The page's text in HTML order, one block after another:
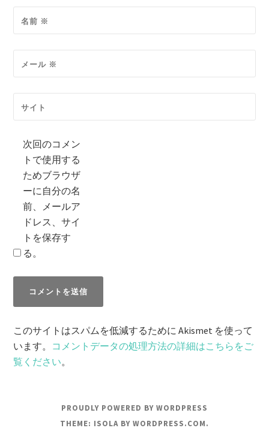
名前 ※
メール ※
サイト
次回のコメン
トで使用する
ためブラウザ
ーに自分の名
前、メールア
ドレス、サイ
トを保存す
る。
このサイトはスパムを低減するために Akismet を使って
います。 コメントデータの処理方法の詳細はこちらをご
覧ください。
PROUDLY POWERED BY WORDPRESS
THEME: ISOLA BY WORDPRESS.COM.